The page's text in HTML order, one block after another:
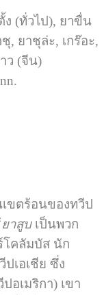
(ทั่วไป), ยาขื่น
, ยาชุล่ะ, เกร๊อะ,
ว (จีน)
ขตร้อนของทวีป
ยาสูบ เป็นพวก
โคลัมบัส นัก
ปเอเชีย ซึ่ง
อเมริกา) เขา